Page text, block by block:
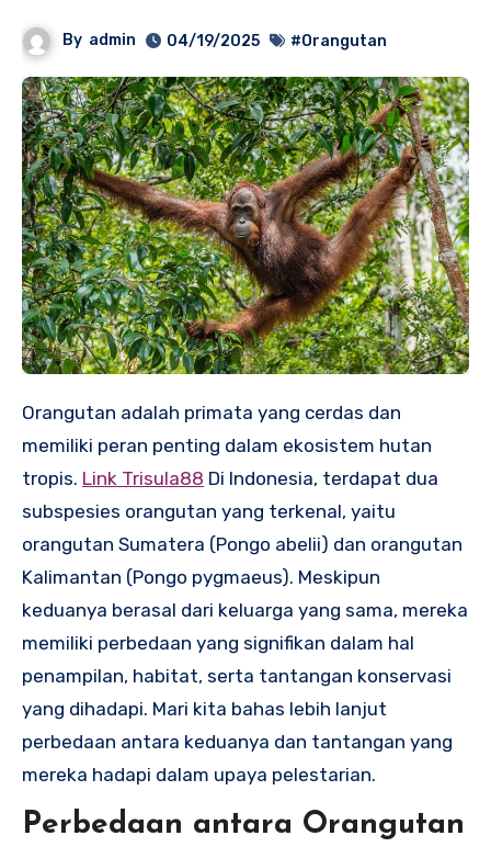
By admin 04/19/2025 #Orangutan
Orangutan adalah primata yang cerdas dan
memiliki peran penting dalam ekosistem hutan
tropis. Link Trisula88 Di Indonesia, terdapat dua
subspesies orangutan yang terkenal, yaitu
orangutan Sumatera (Pongo abelii) dan orangutan
Kalimantan (Pongo pygmaeus). Meskipun
keduanya berasal dari keluarga yang sama, mereka
memiliki perbedaan yang signifikan dalam hal
penampilan, habitat, serta tantangan konservasi
yang dihadapi. Mari kita bahas lebih lanjut
perbedaan antara keduanya dan tantangan yang
mereka hadapi dalam upaya pelestarian.
Perbedaan antara Orangutan